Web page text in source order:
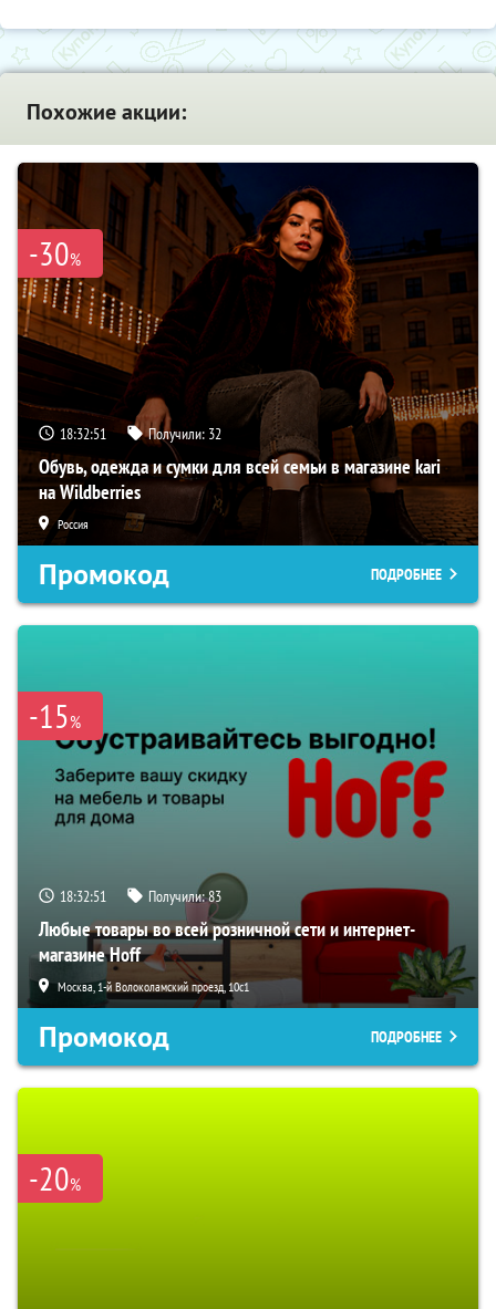
Похожие акции:
-30%
18:32:50 Получили: 32
Обувь, одежда и сумки для всей семьи в магазине kari
на Wildberries
Россия
Промокод ПОДРОБНЕЕ
-15%
18:32:50 Получили:83
Любые товары во всей розничной сети и интернет-
магазине Hoff
Москва, 1-й Волоколамский проезд, 10с1
Промокод ПОДРОБНЕЕ
-20%